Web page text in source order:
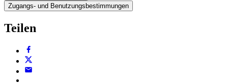
Zugangs- und Benutzungsbestimmungen
Teilen